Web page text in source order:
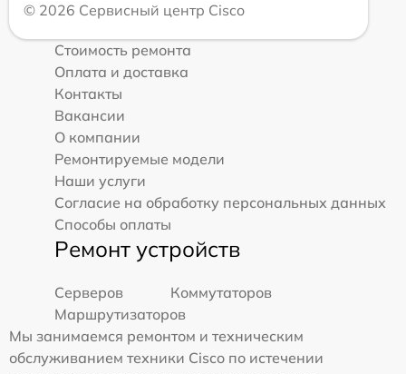
© 2026 Сервисный центр Cisco
Стоимость ремонта
Оплата и доставка
Контакты
Вакансии
О компании
Ремонтируемые модели
Наши услуги
Согласие на обработку персональных данных
Способы оплаты
Ремонт устройств
Серверов
Коммутаторов
Маршрутизаторов
Мы занимаемся ремонтом и техническим
обслуживанием техники Cisco по истечении